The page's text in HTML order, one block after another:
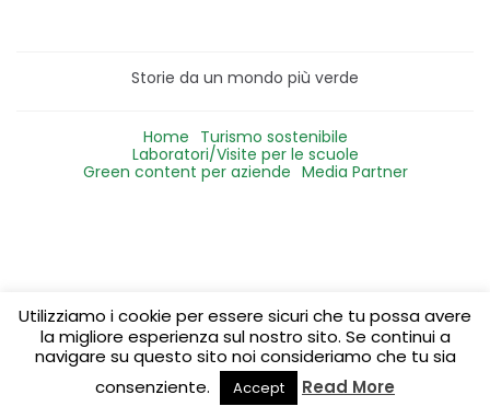
Storie da un mondo più verde
Home Turismo sostenibile
Laboratori/Visite per le scuole
Green content per aziende Media Partner
Utilizziamo i cookie per essere sicuri che tu possa avere
la migliore esperienza sul nostro sito. Se continui a
navigare su questo sito noi consideriamo che tu sia
consenziente.
Accept Read More